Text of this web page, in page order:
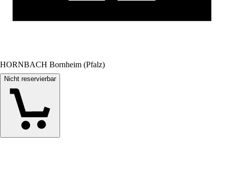
HORNBACH Bornheim (Pfalz)
Nicht reservierbar